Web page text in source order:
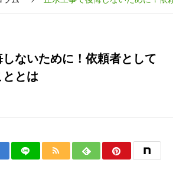
しないために！依頼者として
とは